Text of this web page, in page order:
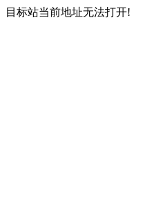
目标站当前地址无法打开!